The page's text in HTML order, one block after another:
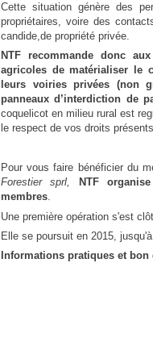
Cette situation génère des
propriétaires, voire des
candide,de propriété privée.
NTF recommande donc
agricoles de matérialiser le
leurs voiries privées (non
panneaux d’interdiction de
coquelicot en milieu rural est
le respect de vos droits
Pour vous faire bénéficier du
Forestier
sprl,
NTF
membres.
Une première opération s'est
Elle se poursuit en 2015,
Informations pratiques et